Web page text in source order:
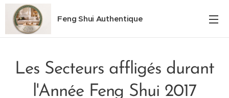
Feng Shui Authentique
Les Secteurs affligés durant
l'Année Feng Shui 2017